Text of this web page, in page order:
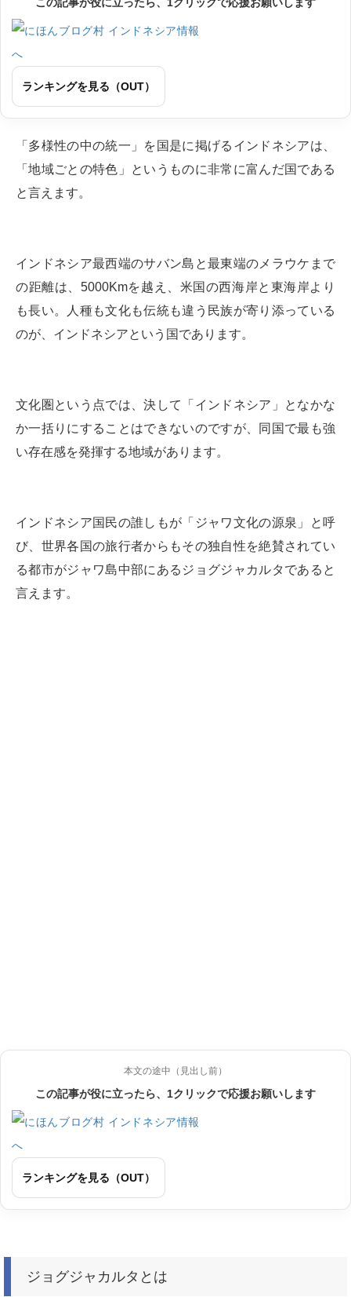
ランキングを見る（OUT）
「多様性の中の統一」を国是に掲げるインドネシアは、
「地域ごとの特色」というものに非常に富んだ国である
と言えます。
インドネシア最西端のサバン島と最東端のメラウケまで
の距離は、5000Kmを越え、米国の西海岸と東海岸より
も長い。人種も文化も伝統も違う民族が寄り添っている
のが、インドネシアという国であります。
文化圏という点では、決して「インドネシア」となかな
か一括りにすることはできないのですが、同国で最も強
い存在感を発揮する地域があります。
インドネシア国民の誰しもが「ジャワ文化の源泉」と呼
び、世界各国の旅行者からもその独自性を絶賛されてい
る都市がジャワ島中部にあるジョグジャカルタであると
言えます。
本文の途中（見出し前）
この記事が役に立ったら、1クリックで応援お願いします
ランキングを見る（OUT）
ジョグジャカルタとは